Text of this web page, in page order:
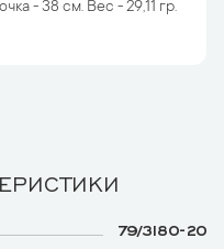
- 38 см. Вес - 29,11 гр.
79/3180-20